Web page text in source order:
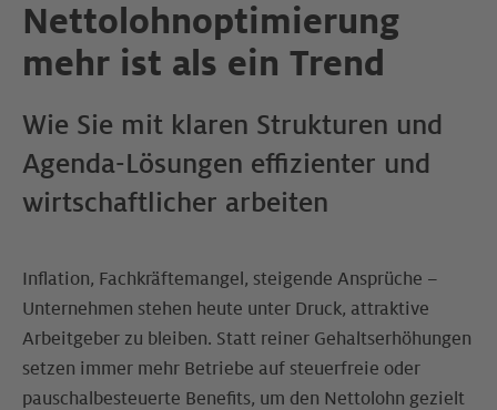
Nettolohnoptimierung
mehr ist als ein Trend
Wie Sie mit klaren Strukturen und
Agenda-Lösungen effizienter und
wirtschaftlicher arbeiten
Inflation, Fachkräftemangel, steigende Ansprüche –
Unternehmen stehen heute unter Druck, attraktive
Arbeitgeber zu bleiben. Statt reiner Gehaltserhöhungen
setzen immer mehr Betriebe auf steuerfreie oder
pauschalbesteuerte Benefits, um den Nettolohn gezielt